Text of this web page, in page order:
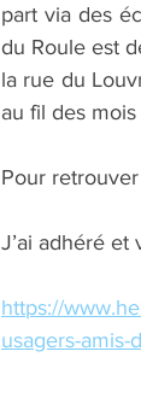
part via des
du Roule est
la rue du
au fil des
Pour
J’ai adhéré
https://
usagers-amis-